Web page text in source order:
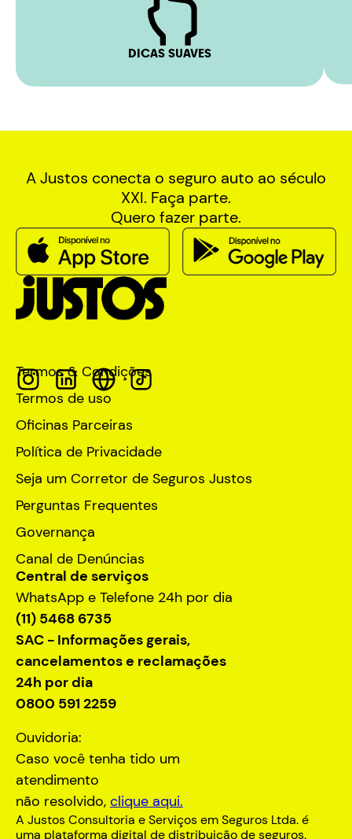
DICAS SUAVES
A Justos conecta o seguro auto ao século
XXI. Faça parte.
Quero fazer parte.
Termos & Condições
Termos de uso
Oficinas Parceiras
Política de Privacidade
Seja um Corretor de Seguros Justos
Perguntas Frequentes
Governança
Canal de Denúncias
Central de serviços
WhatsApp e Telefone 24h por dia
(11) 5468 6735
SAC - Informações gerais,
cancelamentos e reclamações
24h por dia
0800 591 2259
Ouvidoria:
Caso você tenha tido um
atendimento
não resolvido, clique aqui.
A Justos Consultoria e Serviços em Seguros Ltda. é
uma plataforma digital de distribuição de seguros.